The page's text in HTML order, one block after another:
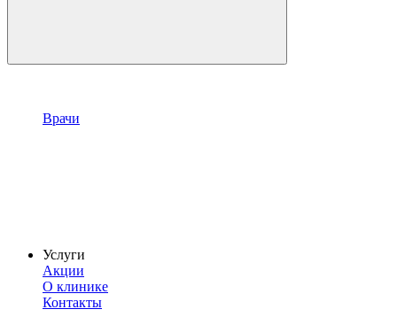
Врачи
Услуги
Акции
О клинике
Контакты